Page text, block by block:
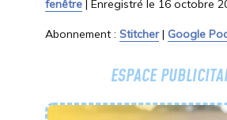
Stitcher
Spotify
SHARE
LINK
fenêtre| Enregistré le 16 octobre
Abonnement : Stitcher| Google
ESPACE